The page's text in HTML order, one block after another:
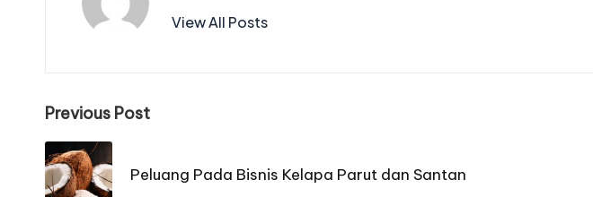
View All Posts
Post
navigation
Previous Post
Peluang Pada Bisnis Kelapa Parut dan Santan